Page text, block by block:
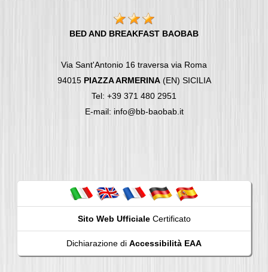
BED AND BREAKFAST BAOBAB
Via Sant'Antonio 16 traversa via Roma
94015 PIAZZA ARMERINA(EN) SICILIA
Tel: +39 371 480 2951
E-mail: info@bb-baobab.it
Sito Web UfficialeCertificato
Dichiarazione di Accessibilità EAA